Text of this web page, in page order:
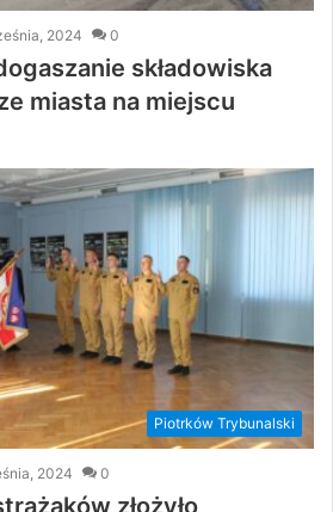
2024 0
składowiska
miasta na miejscu
Piotrków Trybunalski
2024 0
złożyło